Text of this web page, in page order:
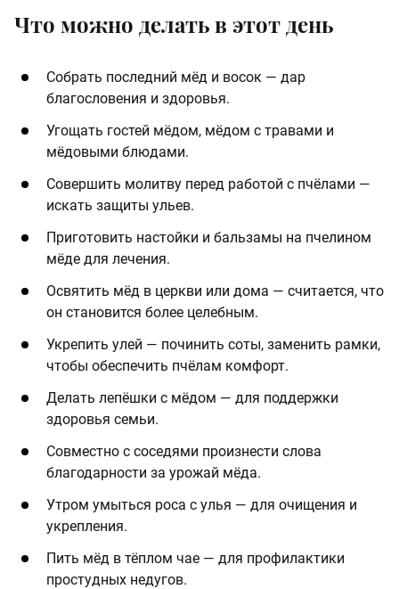
Что можно делать в этот день
Собрать последний мёд и восок — дар
благословения и здоровья.
Угощать гостей мёдом, мёдом с травами и
мёдовыми блюдами.
Совершить молитву перед работой с пчёлами —
искать защиты ульев.
Приготовить настойки и бальзамы на пчелином
мёде для лечения.
Освятить мёд в церкви или дома — считается, что
он становится более целебным.
Укрепить улей — починить соты, заменить рамки,
чтобы обеспечить пчёлам комфорт.
Делать лепёшки с мёдом — для поддержки
здоровья семьи.
Совместно с соседями произнести слова
благодарности за урожай мёда.
Утром умыться роса с улья — для очищения и
укрепления.
Пить мёд в тёплом чае — для профилактики
простудных недугов.